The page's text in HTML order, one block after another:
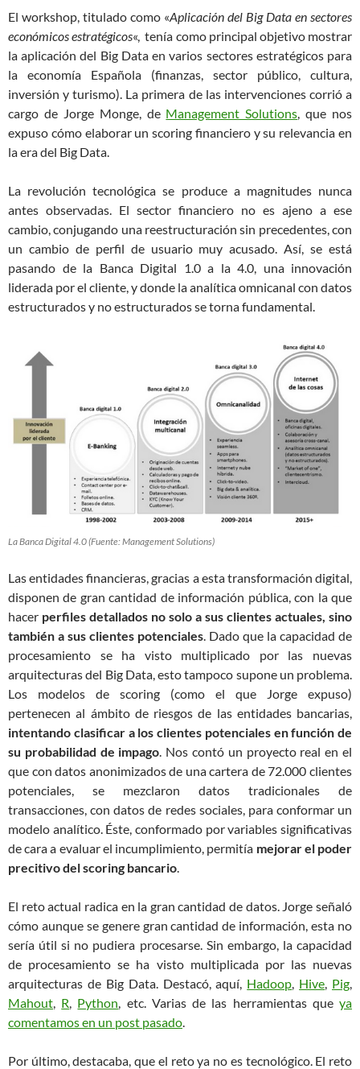
El workshop, titulado como «Aplicación del Big Data en sectores
económicos estratégicos«, tenía como principal objetivo mostrar
la aplicación del Big Data en varios sectores estratégicos para
la economía Española (finanzas, sector público, cultura,
inversión y turismo). La primera de las intervenciones corrió a
cargo de Jorge Monge, de Management Solutions , que nos
expuso cómo elaborar un scoring financiero y su relevancia en
la era del Big Data.
La revolución tecnológica se produce a magnitudes nunca
antes observadas. El sector financiero no es ajeno a ese
cambio, conjugando una reestructuración sin precedentes, con
un cambio de perfil de usuario muy acusado. Así, se está
pasando de la Banca Digital 1.0 a la 4.0, una innovación
liderada por el cliente, y donde la analítica omnicanal con datos
estructurados y no estructurados se torna fundamental.
La Banca Digital 4.0 (Fuente: Management Solutions)
Las entidades financieras, gracias a esta transformación digital,
disponen de gran cantidad de información pública, con la que
hacer perfiles detallados no solo a sus clientes actuales, sino
también a sus clientes potenciales. Dado que la capacidad de
procesamiento se ha visto multiplicado por las nuevas
arquitecturas del Big Data, esto tampoco supone un problema.
Los modelos de scoring (como el que Jorge expuso)
pertenecen al ámbito de riesgos de las entidades bancarias,
intentando clasificar a los clientes potenciales en función de
su probabilidad de impago. Nos contó un proyecto real en el
que con datos anonimizados de una cartera de 72.000 clientes
potenciales, se mezclaron datos tradicionales de
transacciones, con datos de redes sociales, para conformar un
modelo analítico. Éste, conformado por variables significativas
de cara a evaluar el incumplimiento, permitía mejorar el poder
precitivo del scoring bancario.
El reto actual radica en la gran cantidad de datos. Jorge señaló
cómo aunque se genere gran cantidad de información, esta no
sería útil si no pudiera procesarse. Sin embargo, la capacidad
de procesamiento se ha visto multiplicada por las nuevas
arquitecturas de Big Data. Destacó, aquí, Hadoop, Hive, Pig,
Mahout, R, Python, etc. Varias de las herramientas queya
comentamos en un post pasado.
Por último, destacaba, que el reto ya no es tecnológico. El reto